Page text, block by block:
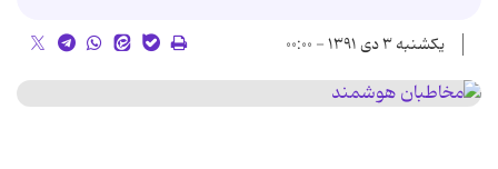
یکشنبه ۳ دی ۱۳۹۱ - ۰۰:۰۰